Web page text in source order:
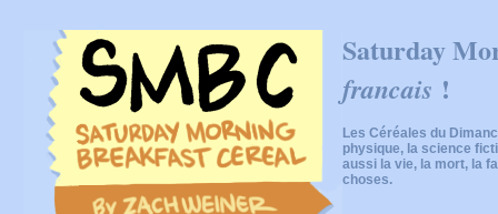
Saturday
francais !
Les Céréales du
physique, la science
aussi la vie, la mort, la
choses.